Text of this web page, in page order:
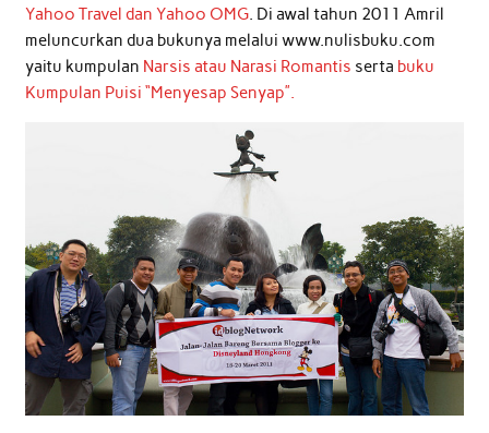
Yahoo Travel dan Yahoo OMG. Di awal tahun 2011 Amril
meluncurkan dua bukunya melalui www.nulisbuku.com
yaitu kumpulan Narsis atau Narasi Romantis serta buku
Kumpulan Puisi “Menyesap Senyap”.